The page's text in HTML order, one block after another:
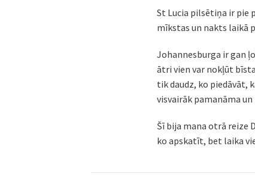
St Lucia pilsētiņa ir pie
mīkstas un nakts laikā
Johannesburga ir gan
ātri vien var nokļūt
tik daudz, ko piedāvāt,
visvairāk pamanāma
Šī bija mana otrā reize
ko apskatīt, bet laika